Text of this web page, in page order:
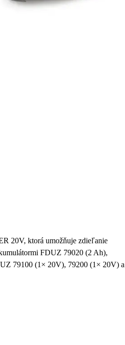
20V, ktorá umožňuje zdieľanie
FDUZ 79020 (2 Ah),
79100 (1× 20V), 79200 (1× 20V) a